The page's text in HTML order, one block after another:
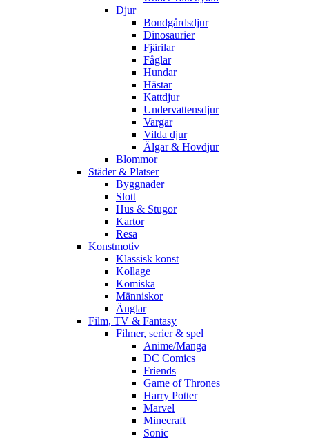
Djur
Bondgårdsdjur
Dinosaurier
Fjärilar
Fåglar
Hundar
Hästar
Kattdjur
Undervattensdjur
Vargar
Vilda djur
Älgar & Hovdjur
Blommor
Städer & Platser
Byggnader
Slott
Hus & Stugor
Kartor
Resa
Konstmotiv
Klassisk konst
Kollage
Komiska
Människor
Änglar
Film, TV & Fantasy
Filmer, serier & spel
Anime/Manga
DC Comics
Friends
Game of Thrones
Harry Potter
Marvel
Minecraft
Sonic